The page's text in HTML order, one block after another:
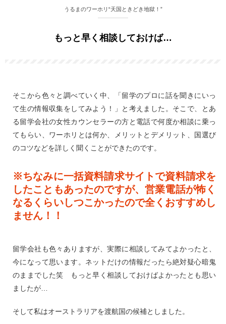
うるまのワーホリ“天国ときどき地獄！”
もっと早く相談しておけば…
そこから色々と調べていく中、「留学のプロに話を聞きにいっ
て生の情報収集をしてみよう！」と考えました。そこで、とあ
る留学会社の女性カウンセラーの方と電話で何度か相談に乗っ
てもらい、ワーホリとは何か、メリットとデメリット、国選び
のコツなどを詳しく聞くことができたのです。
※ちなみに一括資料請求サイトで資料請求を
したこともあったのですが、営業電話が怖く
なるくらいしつこかったので全くおすすめし
ません！！
留学会社も色々ありますが、実際に相談してみてよかったと、
今になって思います。ネットだけの情報だったら絶対疑心暗鬼
のままでした笑 もっと早く相談しておけばよかったとも思い
ましたが…
そして私はオーストラリアを渡航国の候補としました。